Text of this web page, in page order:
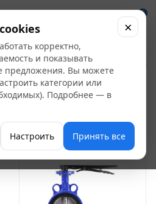
0
корректно,
и показывать
предложения. Вы можете
категории или
Подробнее — в
Настроить Принять все
×